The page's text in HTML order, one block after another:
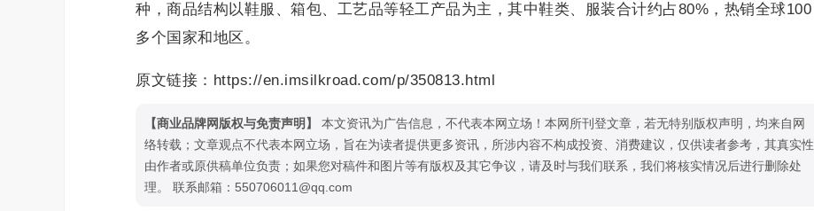
种，商品结构以鞋服、箱包、工艺品等轻工产品为主，其中鞋类、服装合计约占80%，热销全球100
多个国家和地区。
原文链接：https://en.imsilkroad.com/p/350813.html
【商业品牌网版权与免责声明】
本文资讯为广告信息，不代表本网立场！本网所刊登文章，若无特别版权声明，均来自网
络转载；文章观点不代表本网立场，旨在为读者提供更多资讯，所涉内容不构成投资、消费建议，仅供读者参考，其真实性
由作者或原供稿单位负责；如果您对稿件和图片等有版权及其它争议，请及时与我们联系，我们将核实情况后进行删除处
理。 联系邮箱：550706011@qq.com